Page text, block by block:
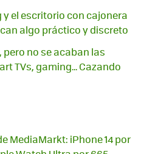
y el escritorio con cajonera
algo práctico y discreto
no se acaban las
TVs, gaming... Cazando
MediaMarkt: iPhone 14 por